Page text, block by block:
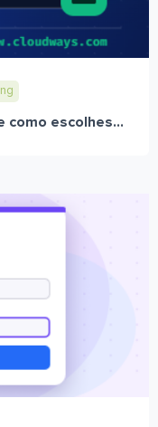
como escolhes...